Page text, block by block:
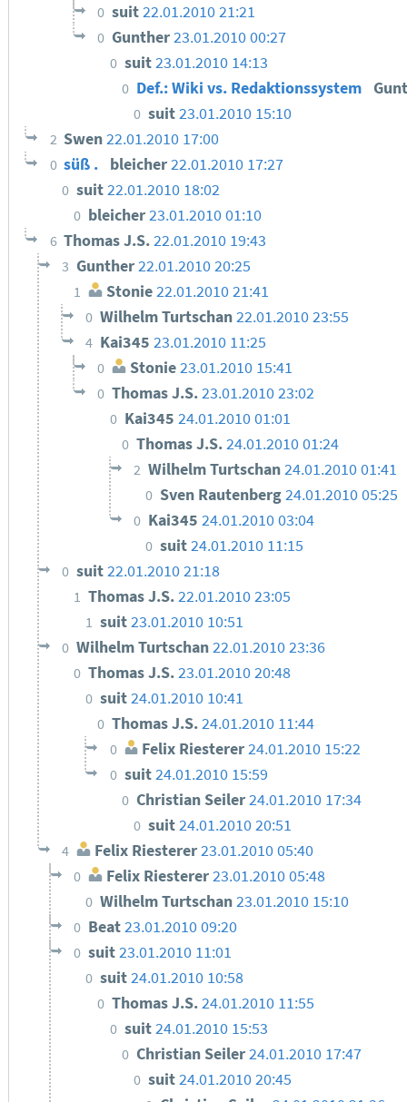
0 suit22.01.2010 21:21
0 Gunther23.01.2010 00:27
0 suit23.01.2010 14:13
0 Def.: Wiki vs. Redaktionssystem
0 suit23.01.2010 15:10
2 Swen22.01.2010 17:00
0 süß . bleicher22.01.2010 17:27
0 suit22.01.2010 18:02
0 bleicher23.01.2010 01:10
6 Thomas J.S.22.01.2010 19:43
3 Gunther22.01.2010 20:25
1 Stonie22.01.2010 21:41
0 Wilhelm Turtschan22.01.2010 23:55
4 Kai34523.01.2010 11:25
0 Stonie23.01.2010 15:41
0 Thomas J.S.23.01.2010 23:02
0 Kai345 24.01.2010 01:01
0 Thomas J.S.24.01.2010 01:24
2 Wilhelm Turtschan24.01.2010 01:41
0 Sven Rautenberg24.01.2010 05:25
0 Kai345 24.01.2010 03:04
0 suit24.01.2010 11:15
0 suit22.01.2010 21:18
1 Thomas J.S.22.01.2010 23:05
1 suit23.01.2010 10:51
0 Wilhelm Turtschan22.01.2010 23:36
0 Thomas J.S.23.01.2010 20:48
0 suit24.01.2010 10:41
0 Thomas J.S.24.01.2010 11:44
0 Felix Riesterer24.01.2010 15:22
0 suit24.01.2010 15:59
0 Christian Seiler24.01.2010 17:34
0 suit24.01.2010 20:51
4 Felix Riesterer 23.01.2010 05:40
0 Felix Riesterer23.01.2010 05:48
0 Wilhelm Turtschan23.01.2010 15:10
0 Beat23.01.2010 09:20
0 suit23.01.2010 11:01
0 suit24.01.2010 10:58
0 Thomas J.S.24.01.2010 11:55
0 suit24.01.2010 15:53
0 Christian Seiler24.01.2010 17:47
0 suit24.01.2010 20:45